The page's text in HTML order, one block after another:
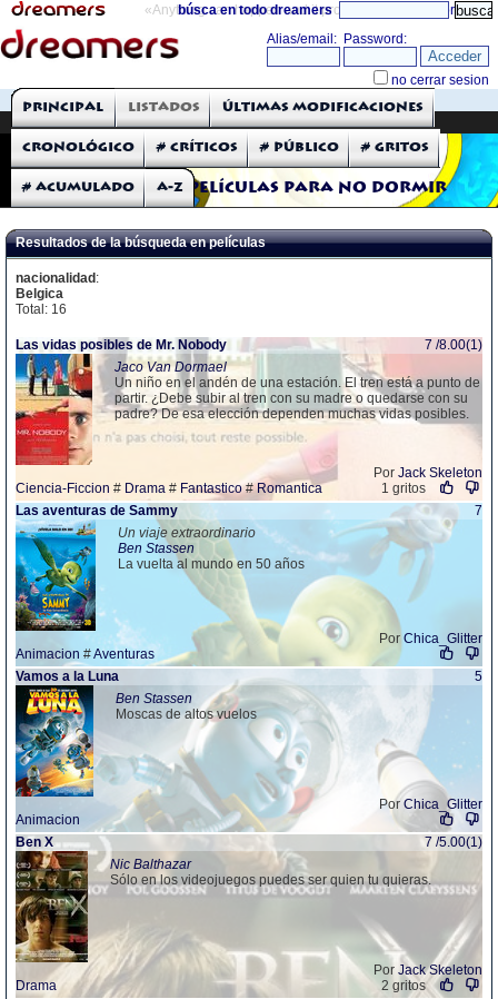
«Anything can happen and it probably will» directorio
búsca en todo dreamers
THE DREAMERS
Críticas: Películas
Películas para no dormir
Principal Listados Últimas modificaciones
Cronológico # Críticos # Público # Gritos
# Acumulado A-Z
Resultados de la búsqueda en películas
nacionalidad :
Belgica
Total: 16
Las vidas posibles de Mr. Nobody
7 /8.00(1)
Jaco Van Dormael
Un niño en el andén de una estación. El tren está a punto de
partir. ¿Debe subir al tren con su madre o quedarse con su
padre? De esa elección dependen muchas vidas posibles.
Por Jack Skeleton
Ciencia-Ficcion # Drama # Fantastico#Romantica
1 gritos
Las aventuras de Sammy
7
Un viaje extraordinario
Ben Stassen
La vuelta al mundo en 50 años
Por Chica_Glitter
Animacion #Aventuras
Vamos a la Luna
5
Ben Stassen
Moscas de altos vuelos
Por Chica_Glitter
Animacion
Ben X
7 /5.00(1)
Nic Balthazar
Sólo en los videojuegos puedes ser quien tu quieras.
Por Jack Skeleton
Drama
2 gritos